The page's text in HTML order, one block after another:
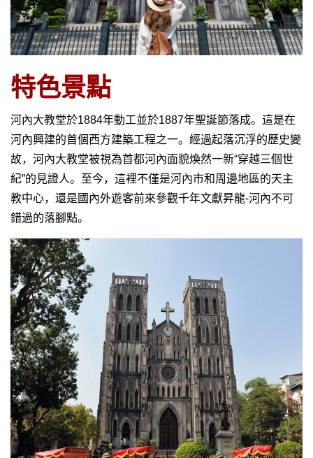
特色景點
河內大教堂於1884年動工並於1887年聖誕節落成。這是在
河內興建的首個西方建築工程之一。經過起落沉浮的歷史變
故，河內大教堂被視為首都河內面貌煥然一新“穿越三個世
紀”的見證人。至今，這裡不僅是河內市和周邊地區的天主
教中心，還是國內外遊客前來參觀千年文獻昇龍-河內不可
錯過的落腳點。